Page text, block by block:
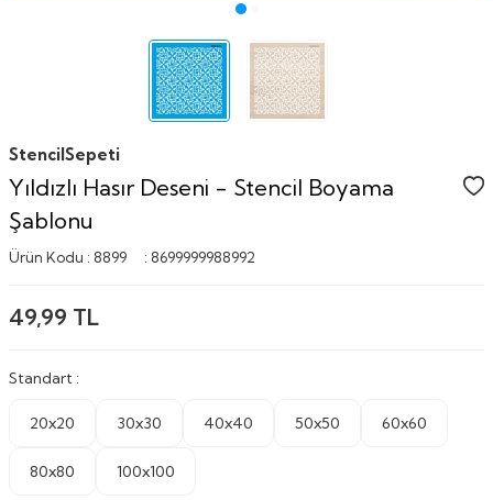
StencilSepeti
Yıldızlı Hasır Deseni - Stencil Boyama
Şablonu
Ürün Kodu : 8899 : 8699999988992
49,99 TL
Standart :
20x20 30x30 40x40 50x50 60x60
80x80 100x100